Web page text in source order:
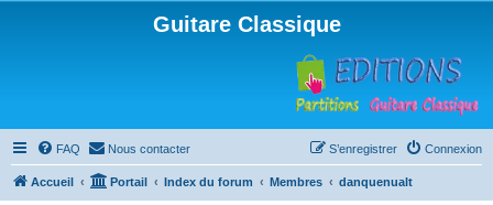
Guitare Classique
FAQ Nous contacter Connexion
S’enregistrer
Accueil Portail Index du forum Membres danquenualt